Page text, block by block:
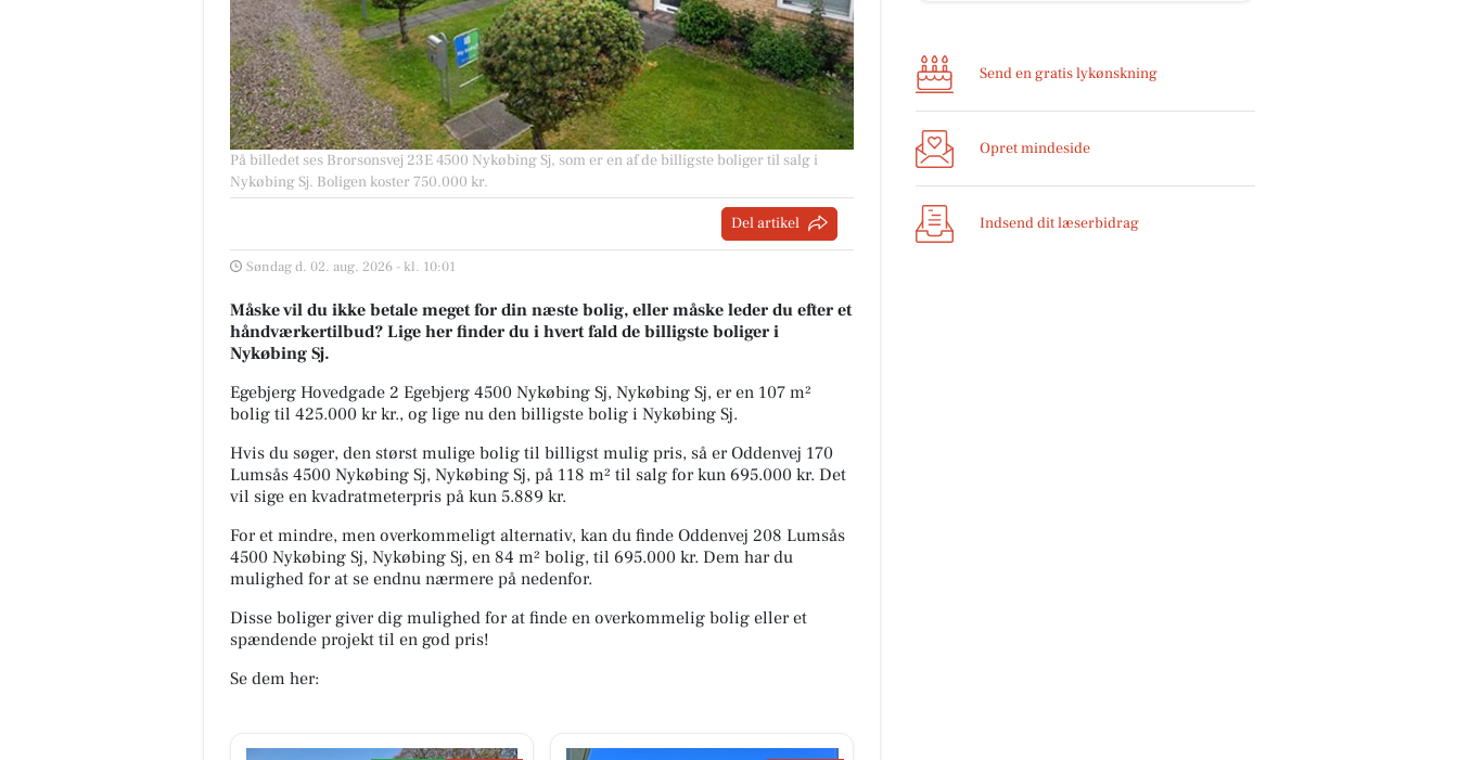
På billedet ses Brorsonsvej 23E 4500 Nykøbing Sj, som er en af de billigste boliger til salg i
Nykøbing Sj. Boligen koster 750.000 kr.
Del artikel
Søndag d. 02. aug. 2026 - kl. 10:01
Måske vil du ikke betale meget for din næste bolig, eller måske leder du efter et
håndværkertilbud? Lige her finder du i hvert fald de billigste boliger i
Nykøbing Sj.
Egebjerg Hovedgade 2 Egebjerg 4500 Nykøbing Sj, Nykøbing Sj, er en 107 m²
bolig til 425.000 kr kr., og lige nu den billigste bolig i Nykøbing Sj.
Hvis du søger, den størst mulige bolig til billigst mulig pris, så er Oddenvej 170
Lumsås 4500 Nykøbing Sj, Nykøbing Sj, på 118 m² til salg for kun 695.000 kr. Det
vil sige en kvadratmeterpris på kun 5.889 kr.
For et mindre, men overkommeligt alternativ, kan du finde Oddenvej 208 Lumsås
4500 Nykøbing Sj, Nykøbing Sj, en 84 m² bolig, til 695.000 kr. Dem har du
mulighed for at se endnu nærmere på nedenfor.
Disse boliger giver dig mulighed for at finde en overkommelig bolig eller et
spændende projekt til en god pris!
Se dem her:
Send en gratis lykønskning
Opret mindeside
Indsend dit læserbidrag